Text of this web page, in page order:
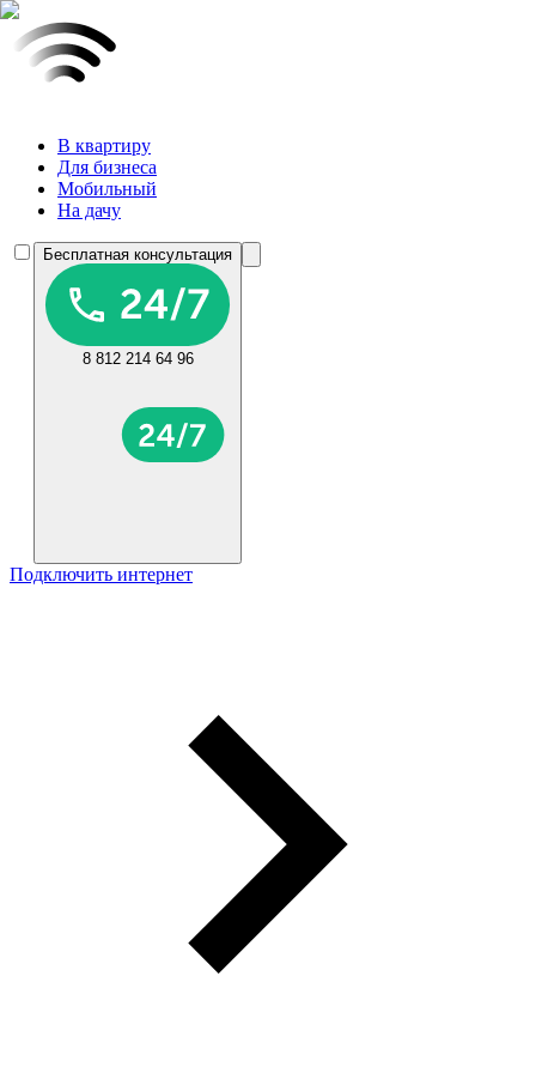
В квартиру
Для бизнеса
Мобильный
На дачу
Бесплатная консультация
8 812 214 64 96
Подключить интернет